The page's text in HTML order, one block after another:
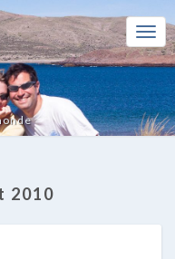
2010